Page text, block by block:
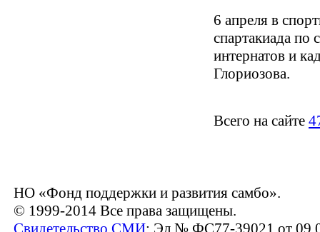
6 апреля в
спартакиада по
интернатов и
Глориозова.
Всего на сайте
НО «Фонд поддержки и развития самбо».
© 1999-2014 Все права защищены.
Свидетельство СМИ: Эл № ФС77-39021 от